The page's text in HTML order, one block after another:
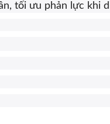
tối ưu phản lực khi